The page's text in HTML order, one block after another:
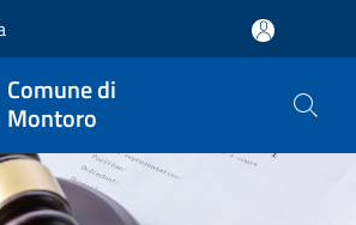
Comune di
Montoro